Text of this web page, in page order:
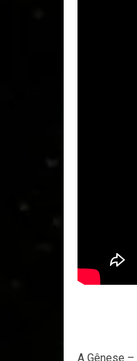
A Gênese